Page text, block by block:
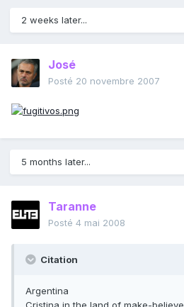
2 weeks later...
José
Posté 20 novembre 2007
5 months later...
Taranne
Posté 4 mai 2008
Citation
Argentina